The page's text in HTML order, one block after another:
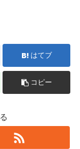
はてブ
コピー